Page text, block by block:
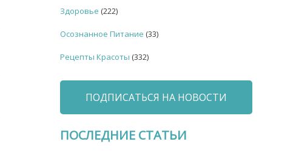
Здоровье (222)
Осознанное Питание (33)
Рецепты Красоты (332)
ПОДПИСАТЬСЯ НА НОВОСТИ
ПОСЛЕДНИЕ СТАТЬИ